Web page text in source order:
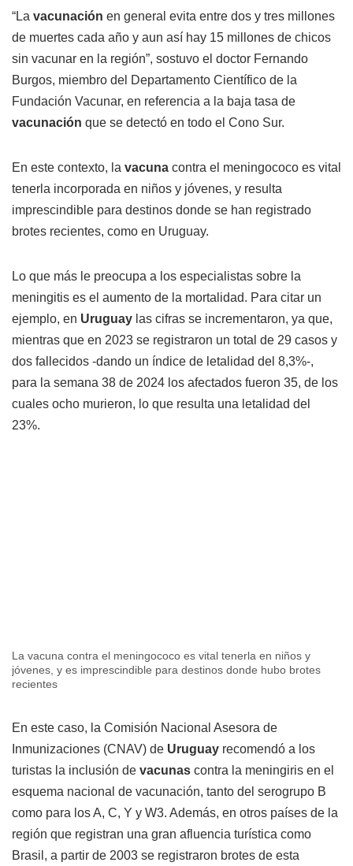
“La vacunación en general evita entre dos y tres millones
de muertes cada año y aun así hay 15 millones de chicos
sin vacunar en la región”, sostuvo el doctor Fernando
Burgos, miembro del Departamento Científico de la
Fundación Vacunar, en referencia a la baja tasa de
vacunación que se detectó en todo el Cono Sur.
En este contexto, la vacuna contra el meningococo es vital
tenerla incorporada en niños y jóvenes, y resulta
imprescindible para destinos donde se han registrado
brotes recientes, como en Uruguay.
Lo que más le preocupa a los especialistas sobre la
meningitis es el aumento de la mortalidad. Para citar un
ejemplo, en Uruguay las cifras se incrementaron, ya que,
mientras que en 2023 se registraron un total de 29 casos y
dos fallecidos -dando un índice de letalidad del 8,3%-,
para la semana 38 de 2024 los afectados fueron 35, de los
cuales ocho murieron, lo que resulta una letalidad del
23%.
La vacuna contra el meningococo es vital tenerla en niños y
jóvenes, y es imprescindible para destinos donde hubo brotes
recientes
En este caso, la Comisión Nacional Asesora de
Inmunizaciones (CNAV) de Uruguay recomendó a los
turistas la inclusión de vacunas contra la meningiris en el
esquema nacional de vacunación, tanto del serogrupo B
como para los A, C, Y y W3. Además, en otros países de la
región que registran una gran afluencia turística como
Brasil, a partir de 2003 se registraron brotes de esta